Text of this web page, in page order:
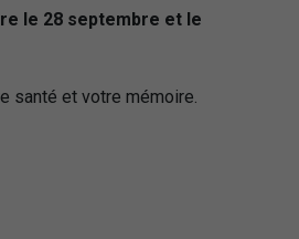
le 28 septembre et le
santé et votre mémoire.